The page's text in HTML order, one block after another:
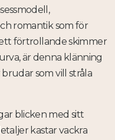
romantik som för
förtrollande skimmer
är denna klänning
som vill stråla
blicken med sitt
kastar vackra